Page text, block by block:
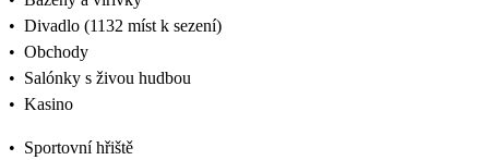
• Divadlo (1132 míst k sezení)
• Obchody
• Salónky s živou hudbou
• Kasino
• Sportovní hřiště